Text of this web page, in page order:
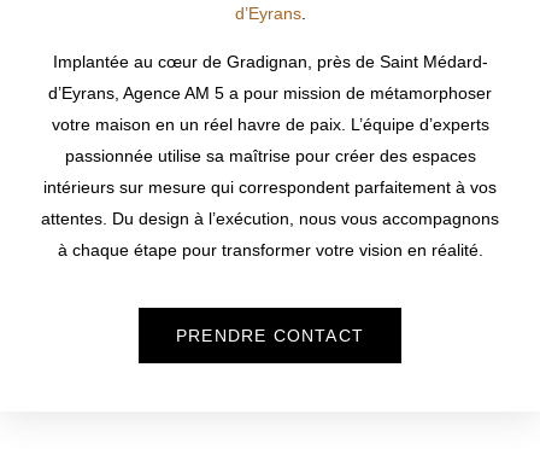
d’Eyrans.
Implantée au cœur de Gradignan, près de Saint Médard-
d’Eyrans, Agence AM 5 a pour mission de métamorphoser
votre maison en un réel havre de paix. L’équipe d’experts
passionnée utilise sa maîtrise pour créer des espaces
intérieurs sur mesure qui correspondent parfaitement à vos
attentes. Du design à l’exécution, nous vous accompagnons
à chaque étape pour transformer votre vision en réalité.
PRENDRE CONTACT